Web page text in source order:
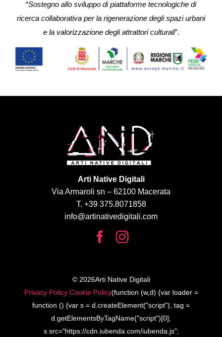
“Sostegno allo sviluppo di piattaforme tecnologiche di
ricerca collaborativa per la rigenerazione degli spazi urbani
e la valorizzazione degli attrattori culturali”.
Arti Native Digitali
Via Armaroli sn – 62100 Macerata
T. +39 375.8071858
info@artinativedigitali.com
© 2026Arti Native Digitali
Privacy Policy Cookie Policy(function (w,d) {var loader =
function () {var s = d.createElement("script"), tag =
d.getElementsByTagName("script")[0];
s.src="https://cdn.iubenda.com/iubenda.js";